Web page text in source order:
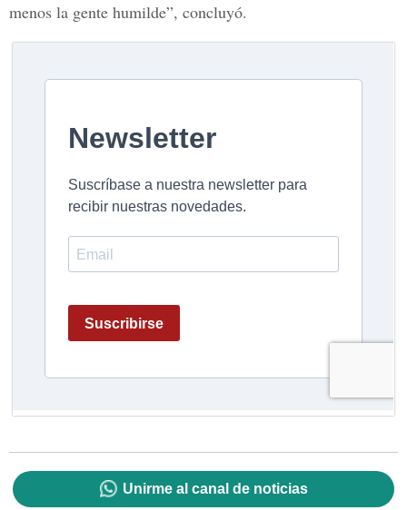
menos la gente humilde”, concluyó.
Unirme al canal de noticias